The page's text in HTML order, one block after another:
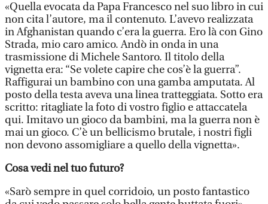
«Quella evocata da Papa Francesco nel suo libro in cui
non cita l’autore, ma il contenuto. L’avevo realizzata
in Afghanistan quando c’era la guerra. Ero là con Gino
Strada, mio caro amico. Andò in onda in una
trasmissione di Michele Santoro. Il titolo della
vignetta era: “Se volete capire che cos’è la guerra”.
Raffigurai un bambino con una gamba amputata. Al
posto della testa aveva una linea tratteggiata. Sotto era
scritto: ritagliate la foto di vostro figlio e attaccatela
qui. Imitavo un gioco da bambini, ma la guerra non è
mai un gioco. C’è un bellicismo brutale, i nostri figli
non devono assomigliare a quello della vignetta».
Cosa vedi nel tuo futuro?
«Sarò sempre in quel corridoio, un posto fantastico